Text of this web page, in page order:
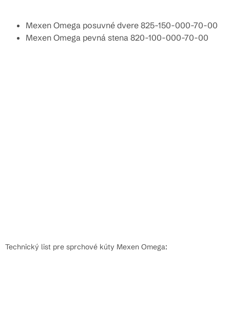
Mexen Omega posuvné dvere 825-150-000-70-00
Mexen Omega pevná stena 820-100-000-70-00
Technický list pre sprchové kúty Mexen Omega: